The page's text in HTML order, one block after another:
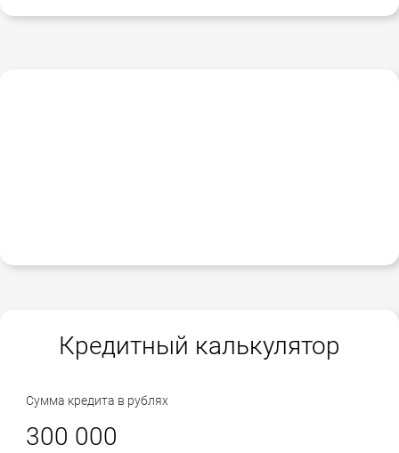
Кредитный калькулятор
Сумма кредита в рублях